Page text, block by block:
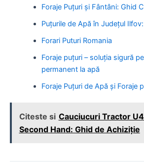
Foraje Puțuri și Fântâni: Ghid
Puțurile de Apă în Județul
Forari Puturi Romania
Foraje puțuri – soluția sigură
permanent la apă
Foraje Puțuri de Apă și Foraje
Citeste si Cauciucuri Tractor
Second Hand: Ghid de Achiziție